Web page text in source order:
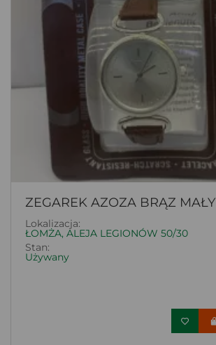
ZEGAREK AZOZA BRĄZ MAŁY
Lokalizacja:
ŁOMŻA, ALEJA LEGIONÓW 50/30
Stan:
Używany